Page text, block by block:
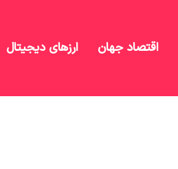
اقتصاد جهان ارزهای دیجیتال